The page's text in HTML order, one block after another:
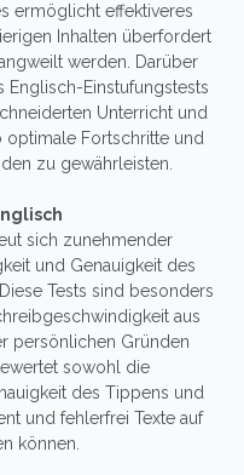
ermöglicht effektiveres
Inhalten überfordert
werden. Darüber
Englisch-Einstufungstests
Unterricht und
optimale Fortschritte und
zu gewährleisten.
sich zunehmender
und Genauigkeit des
Tests sind besonders
aus
persönlichen Gründen
sowohl die
des Tippens und
und fehlerfrei Texte auf
können.